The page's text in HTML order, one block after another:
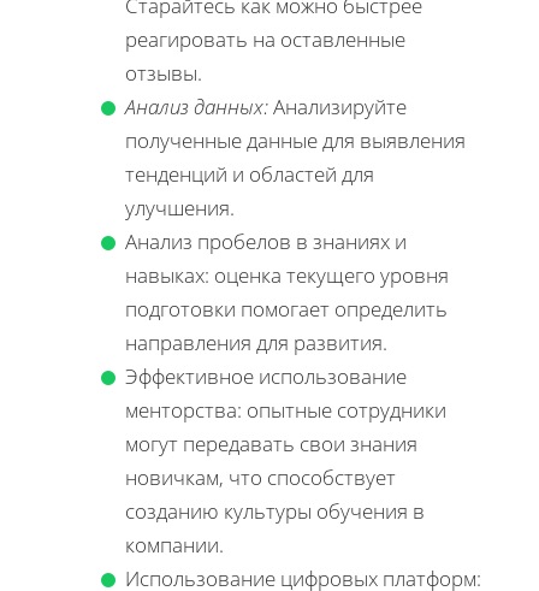
Старайтесь как можно быстрее
реагировать на оставленные
отзывы.
Анализ данных:Анализируйте
полученные данные для выявления
тенденций и областей для
улучшения.
Анализ пробелов в знаниях и
навыках: оценка текущего уровня
подготовки помогает определить
направления для развития.
Эффективное использование
менторства: опытные сотрудники
могут передавать свои знания
новичкам, что способствует
созданию культуры обучения в
компании.
Использование цифровых платформ: